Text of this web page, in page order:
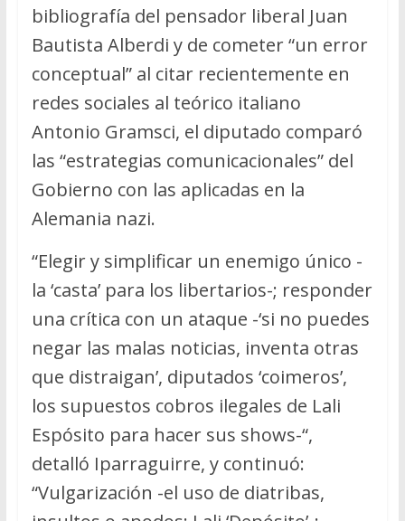
bibliografía del pensador liberal Juan
Bautista Alberdi y de cometer “un error
conceptual” al citar recientemente en
redes sociales al teórico italiano
Antonio Gramsci, el diputado comparó
las “estrategias comunicacionales” del
Gobierno con las aplicadas en la
Alemania nazi.
“Elegir y simplificar un enemigo único -
la ‘casta’ para los libertarios-; responder
una crítica con un ataque -‘si no puedes
negar las malas noticias, inventa otras
que distraigan’, diputados ‘coimeros’,
los supuestos cobros ilegales de Lali
Espósito para hacer sus shows-“,
detalló Iparraguirre, y continuó:
“Vulgarización -el uso de diatribas,